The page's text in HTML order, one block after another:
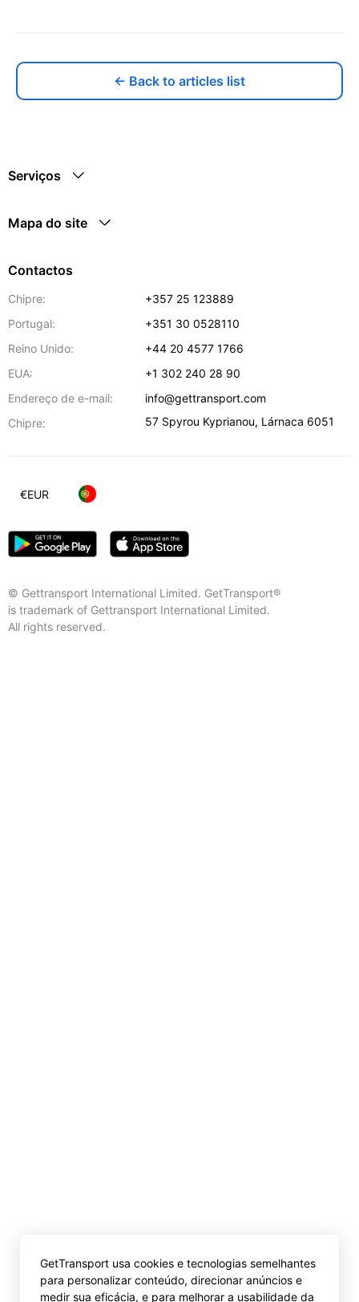
← Back to articles list
Serviços
Mapa do site
Contactos
Chipre:
+357 25 123889
Portugal:
+351 30 0528110
Reino Unido:
+44 20 4577 1766
EUA:
+1 302 240 28 90
Endereço de e-mail:
info@gettransport.com
Chipre:
57 Spyrou Kyprianou, Lárnaca 6051
© Gettransport International Limited. GetTransport®
is trademark of Gettransport International Limited.
All rights reserved.
€EUR
GetTransport usa cookies e tecnologias semelhantes
para personalizar conteúdo, direcionar anúncios e
medir sua eficácia, e para melhorar a usabilidade da